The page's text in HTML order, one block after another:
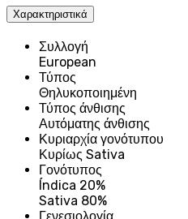
Χαρακτηριστικά
Συλλογή
European
Τύπος
Θηλυκοποιημένη
Τύπος άνθισης
Αυτόματης άνθισης
Κυριαρχία γονότυπου
Κυρίως Sativa
Γονότυπος
Índica 20%
Sativa 80%